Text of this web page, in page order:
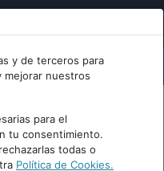
y de terceros para
mejorar nuestros
para el
tu consentimiento.
todas o
Política de Cookies.